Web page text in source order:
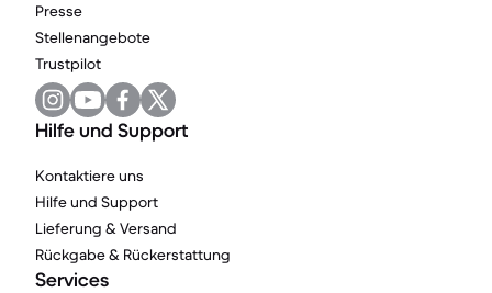
Presse
Stellenangebote
Trustpilot
Hilfe und Support
Kontaktiere uns
Hilfe und Support
Lieferung & Versand
Rückgabe & Rückerstattung
Services